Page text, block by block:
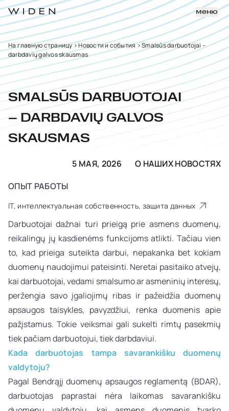
меню
На главную страницу>Новости и события>Smalsūs darbuotojai –
darbdavių galvos skausmas
SMALSŪS DARBUOTOJAI
– DARBDAVIŲ GALVOS
SKAUSMAS
5 МАЯ, 2026
О НАШИХ НОВОСТЯХ
ОПЫТ РАБОТЫ
IT, интеллектуальная собственность, защита данных
Darbuotojai dažnai turi prieigą prie asmens duomenų,
reikalingų jų kasdienėms funkcijoms atlikti. Tačiau vien
to, kad prieiga suteikta darbui, nepakanka bet kokiam
duomenų naudojimui pateisinti. Neretai pasitaiko atvejų,
kai darbuotojai, vedami smalsumo ar asmeninių interesų,
peržengia savo įgaliojimų ribas ir pažeidžia duomenų
apsaugos taisykles, pavyzdžiui, renka duomenis apie
pažįstamus. Tokie veiksmai gali sukelti rimtų pasekmių
tiek pačiam darbuotojui, tiek darbdaviui.
Kada darbuotojas tampa savarankišku duomenų
valdytoju?
Pagal Bendrąjį duomenų apsaugos reglamentą (BDAR),
darbuotojas paprastai nėra laikomas savarankišku